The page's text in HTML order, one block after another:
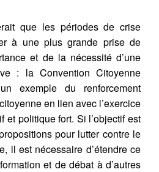
que les périodes de crise
à une plus grande prise de
et de la nécessité d’une
: la Convention Citoyenne
exemple du renforcement
en lien avec l’exercice
et politique fort. Si l’objectif est
pour lutter contre le
il est nécessaire d’étendre ce
et de débat à d’autres